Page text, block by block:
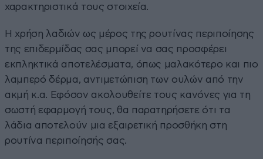
χαρακτηριστικά τους στοιχεία.
Η χρήση λαδιών ως μέρος της ρουτίνας περιποίησης
της επιδερμίδας σας μπορεί να σας προσφέρει
εκπληκτικά αποτελέσματα, όπως μαλακότερο και πιο
λαμπερό δέρμα, αντιμετώπιση των ουλών από την
ακμή κ.α. Εφόσον ακολουθείτε τους κανόνες για τη
σωστή εφαρμογή τους, θα παρατηρήσετε ότι τα
λάδια αποτελούν μια εξαιρετική προσθήκη στη
ρουτίνα περιποίησής σας.